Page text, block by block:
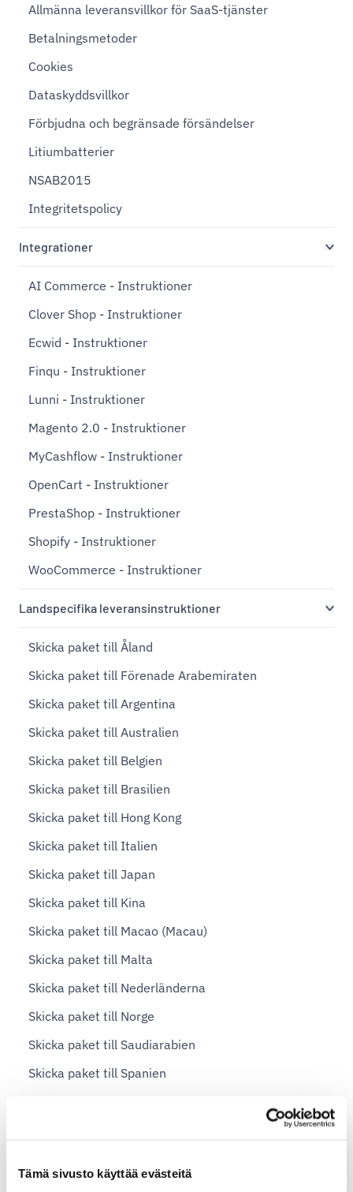
Tämä sivusto käyttää evästeitä
Allmänna leveransvillkor för SaaS-tjänster
Betalningsmetoder
Cookies
Dataskyddsvillkor
Förbjudna och begränsade försändelser
Litiumbatterier
NSAB2015
Integritetspolicy
Integrationer
AI Commerce - Instruktioner
Clover Shop - Instruktioner
Ecwid - Instruktioner
Finqu - Instruktioner
Lunni - Instruktioner
Magento 2.0 - Instruktioner
MyCashflow - Instruktioner
OpenCart - Instruktioner
PrestaShop - Instruktioner
Shopify - Instruktioner
WooCommerce - Instruktioner
Landspecifika leveransinstruktioner
Skicka paket till Åland
Skicka paket till Förenade Arabemiraten
Skicka paket till Argentina
Skicka paket till Australien
Skicka paket till Belgien
Skicka paket till Brasilien
Skicka paket till Hong Kong
Skicka paket till Italien
Skicka paket till Japan
Skicka paket till Kina
Skicka paket till Macao (Macau)
Skicka paket till Malta
Skicka paket till Nederländerna
Skicka paket till Norge
Skicka paket till Saudiarabien
Skicka paket till Spanien